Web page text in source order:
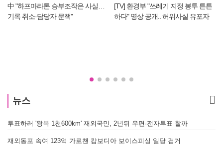
中 "하프마라톤 승부조작은 사실…
기록 취소·담당자 문책"
[TV] 환경부 "쓰레기 지정 봉투 튼튼
하다" 영상 공개.. 허위사실 유포자
뉴스
투표하러 '왕복 1천600km' 재외국민, 2년뒤 우편·전자투표 할까
재외동포 속여 123억 가로챈 캄보디아 보이스피싱 일당 검거